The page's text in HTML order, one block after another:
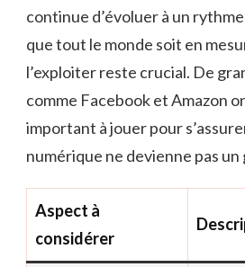
continue d’évoluer à un
que tout le monde soit en
l’exploiter reste crucial. De
comme Facebook et Amazon
important à jouer pour
numérique ne devienne pas
Aspect à
considérer